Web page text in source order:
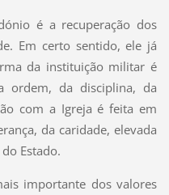
é a recuperação dos
Em certo sentido, ele já
da instituição militar é
ordem, da disciplina, da
com a Igreja é feita em
da caridade, elevada
Estado.
importante dos valores